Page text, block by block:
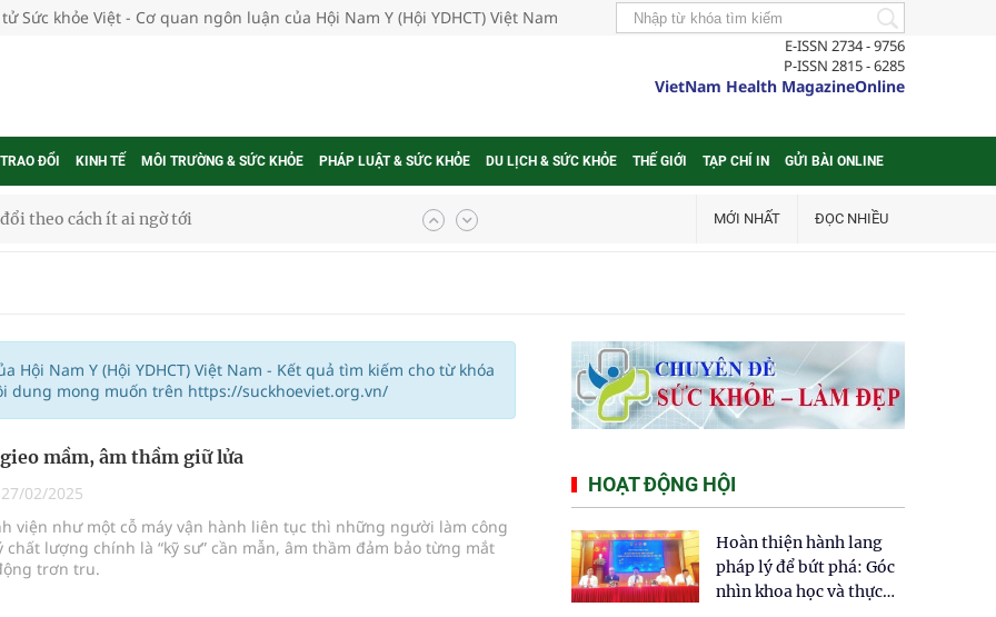
Sức khỏe Việt - Cơ quan ngôn luận của Hội Nam Y (Hội YDHCT) Việt Nam
E-ISSN 2734 - 9756
P-ISSN 2815 - 6285
VietNam Health MagazineOnline
ĐỔI KINH TẾ MÔI TRƯỜNG & SỨC KHỎE PHÁP LUẬT & SỨC KHỎE DU LỊCH & SỨC KHỎE THẾ GIỚI TẠP CHÍ IN GỬI BÀI ONLINE
theo cách ít ai ngờ tới
Phú Thạnh
phụ nữ mỗi năm
thuốc
nhiệt độ cao nhất 35 độ
khám sàng lọc cho người dân
MỚI NHẤT ĐỌC NHIỀU
Hội Nam Y (Hội YDHCT) Việt Nam - Kết quả tìm kiếm cho từ khóa
dung mong muốn trên https://suckhoeviet.org.vn/
mầm, âm thầm giữ lửa
27/02/2025
viện như một cỗ máy vận hành liên tục thì những người làm công
chất lượng chính là “kỹ sư” cần mẫn, âm thầm đảm bảo từng mắt
trơn tru.
HOẠT ĐỘNG HỘI
Hoàn thiện hành lang
pháp lý để bứt phá: Góc
nhìn khoa học và thực